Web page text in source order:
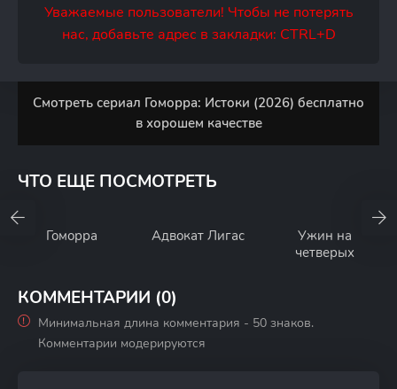
Уважаемые пользователи! Чтобы не потерять
нас, добавьте адрес в закладки: CTRL+D
Смотреть сериал Гоморра: Истоки (2026) бесплатно
в хорошем качестве
ЧТО ЕЩЕ ПОСМОТРЕТЬ
Гоморра Адвокат Лигас
Ужин на
четверых
КОММЕНТАРИИ (0)
Минимальная длина комментария - 50 знаков.
Комментарии модерируются